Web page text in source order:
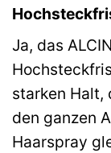
Ja, das
starken Halt,
den ganzen
Haarspray